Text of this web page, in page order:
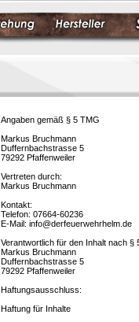
Angaben gemäß § 5 TMG
Markus Bruchmann
Duffernbachstrasse 5
79292 Pfaffenweiler
Vertreten durch:
Markus Bruchmann
Kontakt:
Telefon: 07664-60236
E-Mail: info@derfeuerwehrhelm.de
Verantwortlich für den Inhalt nach §
Markus Bruchmann
Duffernbachstrasse 5
79292 Pfaffenweiler
Haftungsausschluss:
Haftung für Inhalte